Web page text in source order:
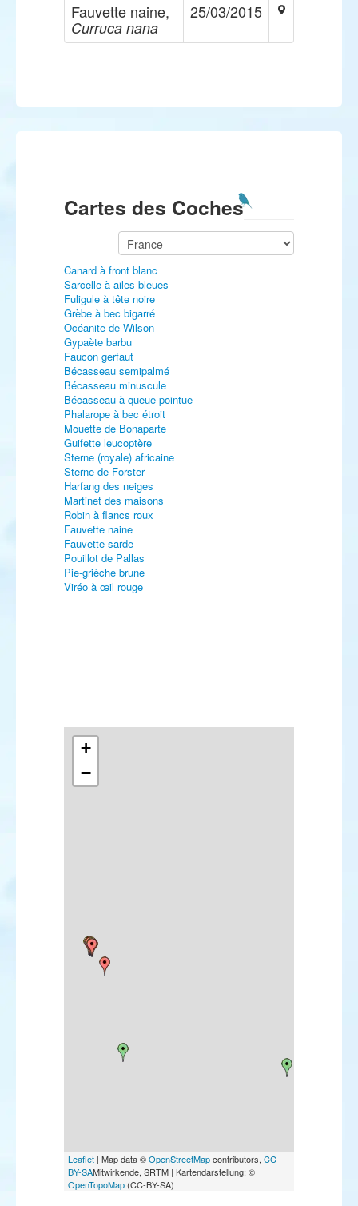
Fauvette naine,
Curruca nana
25/03/2015
Cartes des Coches
Canard à front blanc
Sarcelle à ailes bleues
Fuligule à tête noire
Grèbe à bec bigarré
Océanite de Wilson
Gypaète barbu
Faucon gerfaut
Bécasseau semipalmé
Bécasseau minuscule
Bécasseau à queue pointue
Phalarope à bec étroit
Mouette de Bonaparte
Guifette leucoptère
Sterne (royale) africaine
Sterne de Forster
Harfang des neiges
Martinet des maisons
Robin à flancs roux
Fauvette naine
Fauvette sarde
Pouillot de Pallas
Pie-grièche brune
Viréo à œil rouge
+
−
Leaflet | Map data ©OpenStreetMapcontributors, CC-
BY-SAMitwirkende, SRTM | Kartendarstellung: ©
OpenTopoMap (CC-BY-SA)